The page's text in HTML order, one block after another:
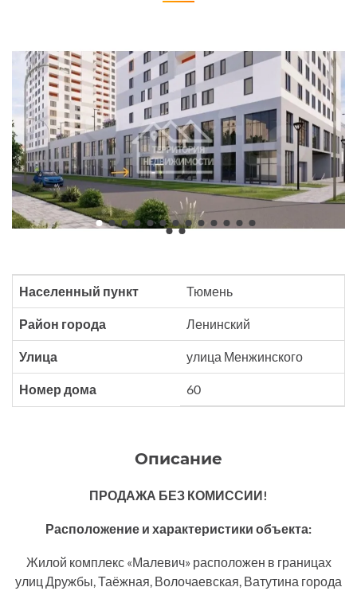
Населенный пункт Тюмень
Район города Ленинский
Улица улица Менжинского
Номер дома 60
Описание
ПРОДАЖА БЕЗ КОМИССИИ!
Расположение и характеристики объекта:
Жилой комплекс «Малевич» расположен в границах
улиц Дружбы, Таёжная, Волочаевская, Ватутина города